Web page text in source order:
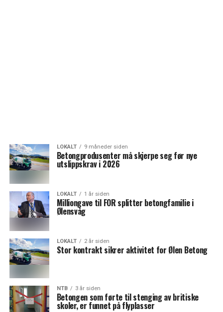
LOKALT 9 måneder siden
Betongprodusenter må skjerpe seg før nye
utslippskrav i 2026
LOKALT 1 år siden
Milliongave til FOR splitter betongfamilie i
Ølensvåg
LOKALT 2 år siden
Stor kontrakt sikrer aktivitet for Ølen Betong
NTB 3 år siden
Betongen som førte til stenging av britiske
skoler, er funnet på flyplasser